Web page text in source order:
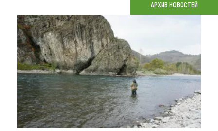
Что привезти (сувениры)
О регионе
Коллекция впечатлений
Другие рубрики
АРХИВ НОВОСТЕЙ